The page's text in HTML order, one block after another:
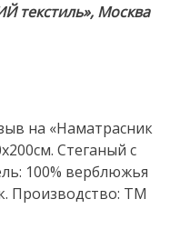
текстиль», Москва
на «Наматрасник
Стеганый с
100% верблюжья
Производство: ТМ